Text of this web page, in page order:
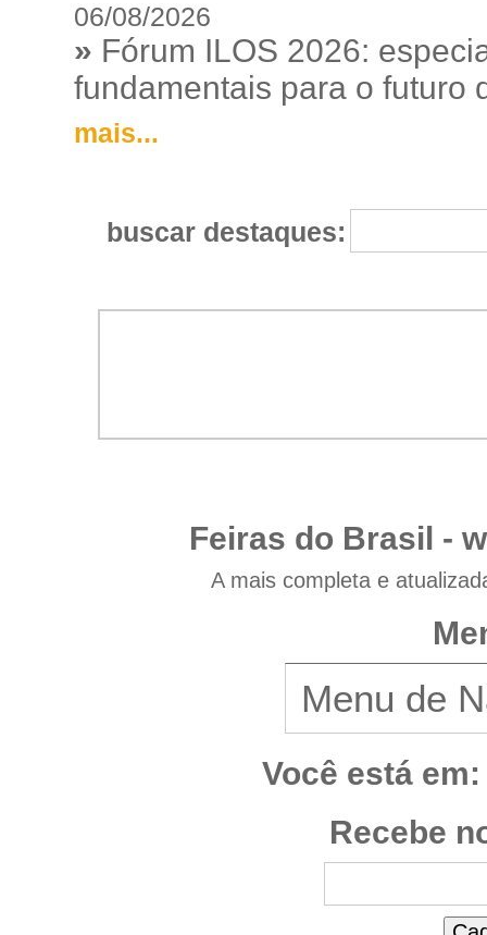
06/08/2026
» Fórum ILOS 2026:
fundamentais para o futuro
mais...
buscar destaques:
Feiras do Brasil -
A mais completa e
Você está em:
Recebe